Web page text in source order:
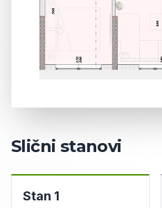
Slični stanovi
Stan 1